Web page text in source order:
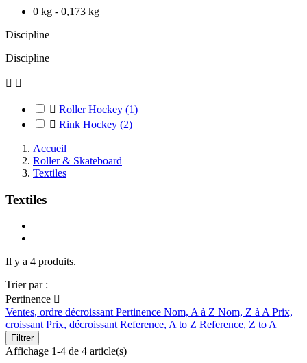
0 kg - 0,173 kg
Discipline
Discipline
 
 Roller Hockey (1)
 Rink Hockey (2)
Accueil
Roller & Skateboard
Textiles
Textiles
Il y a 4 produits.
Trier par :
Pertinence 
Ventes, ordre décroissant Pertinence Nom, A à Z Nom, Z à A Prix,
croissant Prix, décroissant Reference, A to Z Reference, Z to A
Filtrer
Affichage 1-4 de 4 article(s)